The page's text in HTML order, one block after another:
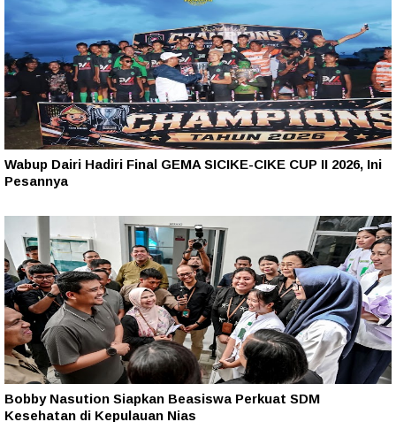
Wabup Dairi Hadiri Final GEMA SICIKE-CIKE CUP II 2026, Ini
Pesannya
Bobby Nasution Siapkan Beasiswa Perkuat SDM
Kesehatan di Kepulauan Nias